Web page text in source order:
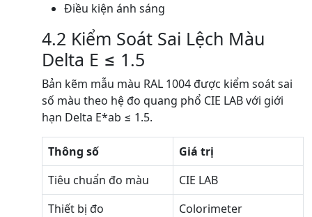
Điều kiện ánh sáng
4.2 Kiểm Soát Sai Lệch Màu
Delta E ≤ 1.5
Bản kẽm mẫu màu RAL 1004 được kiểm soát sai
số màu theo hệ đo quang phổ CIE LAB với giới
hạn Delta E*ab ≤ 1.5.
Thông số
Giá trị
Tiêu chuẩn đo màu
CIE LAB
Thiết bị đo
Colorimeter